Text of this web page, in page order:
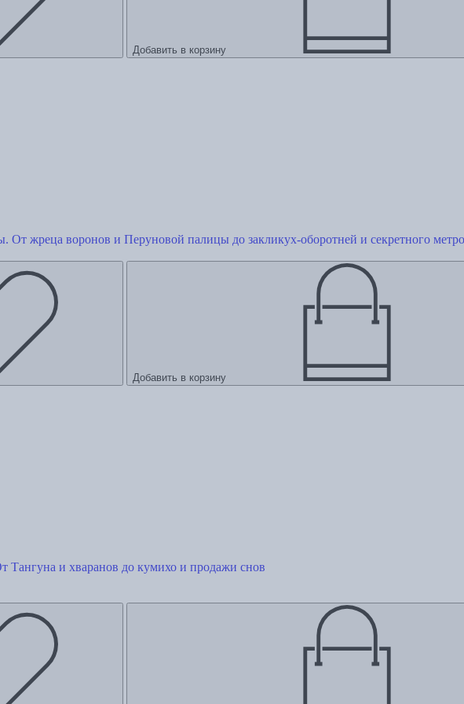
Добавить в корзину
От жреца воронов и Перуновой палицы до закликух-оборотней и секретного метро
Добавить в корзину
Тангуна и хваранов до кумихо и продажи снов